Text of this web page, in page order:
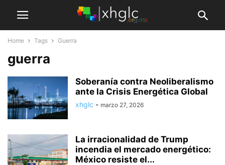
Home Tags Guerra
guerra
Soberanía contra Neoliberalismo
ante la Crisis Energética Global
xhglc - marzo 27, 2026
La irracionalidad de Trump
incendia el mercado energético:
México resiste el...